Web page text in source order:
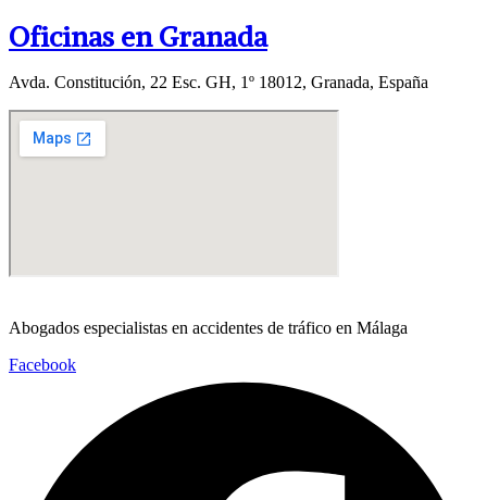
Oficinas en Granada
Avda. Constitución, 22 Esc. GH, 1º 18012, Granada, España
Abogados especialistas en accidentes de tráfico en Málaga
Facebook